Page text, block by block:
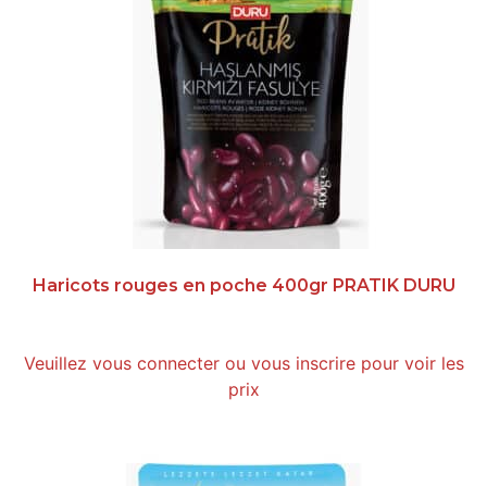
Haricots rouges en poche 400gr PRATIK DURU
Veuillez vous connecter ou vous inscrire pour voir les
prix